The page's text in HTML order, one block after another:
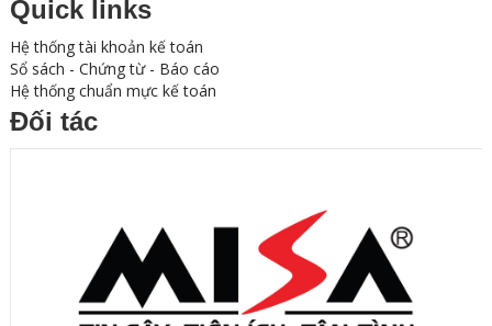
Quick links
Hệ thống tài khoản kế toán
Sổ sách - Chứng từ - Báo cáo
Hệ thống chuẩn mực kế toán
Đối tác